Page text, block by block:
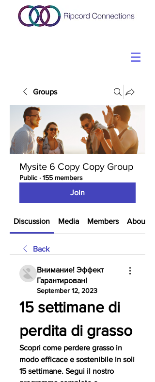
Groups
Mysite 6 Copy Copy Group
Public · 155 members
Join
Discussion Media Members About
Back
Внимание! Эффект
Гарантирован!
September 12, 2023
15 settimane di
perdita di grasso
Scopri come perdere grasso in
modo efficace e sostenibile in soli
15 settimane. Segui il nostro